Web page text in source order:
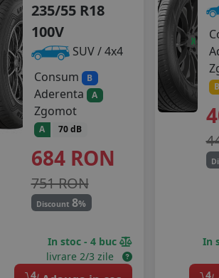
235/55 R18
100V
SUV / 4x4
Consum
B
Aderenta A
Zgomot
A 70 dB
684 RON
751 RON
Discount8%
In stoc - 4 buc
livrare 2/3 zile
4
B
In
4